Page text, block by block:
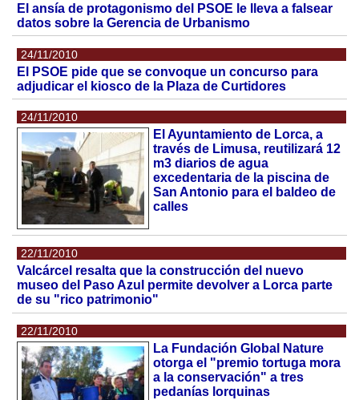
El ansía de protagonismo del PSOE le lleva a falsear
datos sobre la Gerencia de Urbanismo
24/11/2010
El PSOE pide que se convoque un concurso para
adjudicar el kiosco de la Plaza de Curtidores
24/11/2010
El Ayuntamiento de Lorca, a
través de Limusa, reutilizará 12
m3 diarios de agua
excedentaria de la piscina de
San Antonio para el baldeo de
calles
22/11/2010
Valcárcel resalta que la construcción del nuevo
museo del Paso Azul permite devolver a Lorca parte
de su "rico patrimonio"
22/11/2010
La Fundación Global Nature
otorga el "premio tortuga mora
a la conservación" a tres
pedanías lorquinas